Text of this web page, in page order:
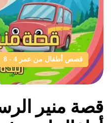
قصص أطفال من عمر 4 - 8
قصة منير